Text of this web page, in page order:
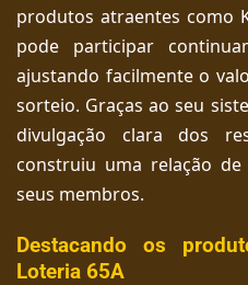
produtos atraentes como
pode participar
ajustando facilmente o
sorteio. Graças ao seu
divulgação clara dos
construiu uma relação
seus membros.
Destacando os
Loteria 65A